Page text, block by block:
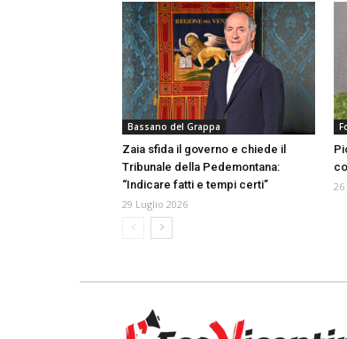
Bassano del Grappa
Zaia sfida il governo e chiede il
Tribunale della Pedemontana:
“Indicare fatti e tempi certi”
29 Luglio 2026
26